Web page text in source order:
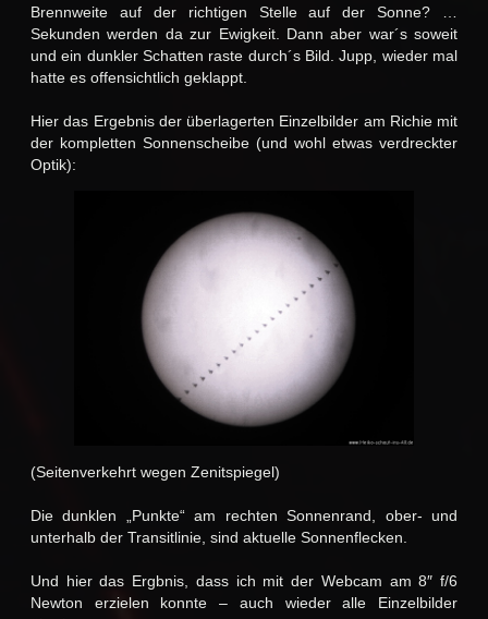
Brennweite auf der richtigen Stelle auf der Sonne? …
Sekunden werden da zur Ewigkeit. Dann aber war´s soweit
und ein dunkler Schatten raste durch´s Bild. Jupp, wieder mal
hatte es offensichtlich geklappt.
Hier das Ergebnis der überlagerten Einzelbilder am Richie mit
der kompletten Sonnenscheibe (und wohl etwas verdreckter
Optik):
(Seitenverkehrt wegen Zenitspiegel)
Die dunklen „Punkte“ am rechten Sonnenrand, ober- und
unterhalb der Transitlinie, sind aktuelle Sonnenflecken.
Und hier das Ergbnis, dass ich mit der Webcam am 8″ f/6
Newton erzielen konnte – auch wieder alle Einzelbilder